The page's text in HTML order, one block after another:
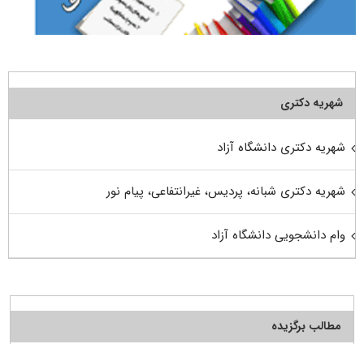
شهریه دکتری
شهریه دکتری دانشگاه آزاد
شهریه دکتری شبانه، پردیس، غیرانتفاعی، پیام نور
وام دانشجویی دانشگاه آزاد
مطالب برگزیده